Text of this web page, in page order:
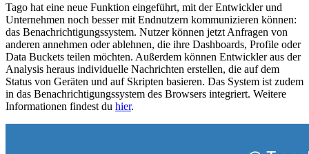
Tago hat eine neue Funktion eingeführt, mit der Entwickler und
Unternehmen noch besser mit Endnutzern kommunizieren können:
das Benachrichtigungssystem. Nutzer können jetzt Anfragen von
anderen annehmen oder ablehnen, die ihre Dashboards, Profile oder
Data Buckets teilen möchten. Außerdem können Entwickler aus der
Analysis heraus individuelle Nachrichten erstellen, die auf dem
Status von Geräten und auf Skripten basieren. Das System ist zudem
in das Benachrichtigungssystem des Browsers integriert. Weitere
Informationen findest du hier.